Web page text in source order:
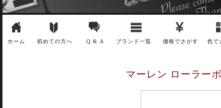
ホーム 初めての方へ Q & A ブランド一覧 価格でさがす 色で
マーレン ローラー